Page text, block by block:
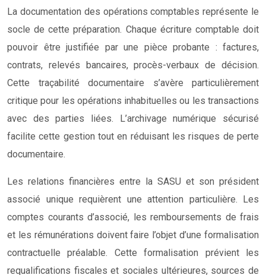
La documentation des opérations comptables représente le
socle de cette préparation. Chaque écriture comptable doit
pouvoir être justifiée par une pièce probante : factures,
contrats, relevés bancaires, procès-verbaux de décision.
Cette traçabilité documentaire s’avère particulièrement
critique pour les opérations inhabituelles ou les transactions
avec des parties liées. L’archivage numérique sécurisé
facilite cette gestion tout en réduisant les risques de perte
documentaire.
Les relations financières entre la SASU et son président
associé unique requièrent une attention particulière. Les
comptes courants d’associé, les remboursements de frais
et les rémunérations doivent faire l’objet d’une formalisation
contractuelle préalable. Cette formalisation prévient les
requalifications fiscales et sociales ultérieures, sources de